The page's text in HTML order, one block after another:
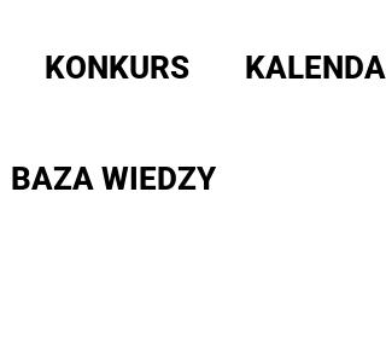
KONKURS
BAZA WIEDZY